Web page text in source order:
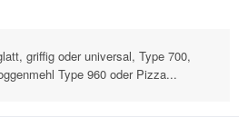
griffig oder universal, Type 700,
Type 960 oder Pizza...